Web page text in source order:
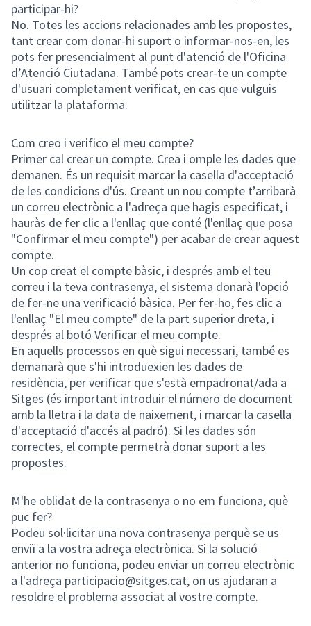
participar-hi?
No. Totes les accions relacionades amb les propostes,
tant crear com donar-hi suport o informar-nos-en, les
pots fer presencialment al punt d'atenció de l'Oficina
d’Atenció Ciutadana. També pots crear-te un compte
d'usuari completament verificat, en cas que vulguis
utilitzar la plataforma.
Com creo i verifico el meu compte?
Primer cal crear un compte. Crea i omple les dades que
demanen. És un requisit marcar la casella d'acceptació
de les condicions d'ús. Creant un nou compte t’arribarà
un correu electrònic a l'adreça que hagis especificat, i
hauràs de fer clic a l'enllaç que conté (l'enllaç que posa
"Confirmar el meu compte") per acabar de crear aquest
compte.
Un cop creat el compte bàsic, i després amb el teu
correu i la teva contrasenya, el sistema donarà l'opció
de fer-ne una verificació bàsica. Per fer-ho, fes clic a
l'enllaç "El meu compte" de la part superior dreta, i
després al botó Verificar el meu compte.
En aquells processos en què sigui necessari, també es
demanarà que s'hi introduexien les dades de
residència, per verificar que s'està empadronat/ada a
Sitges (és important introduir el número de document
amb la lletra i la data de naixement, i marcar la casella
d'acceptació d'accés al padró). Si les dades són
correctes, el compte permetrà donar suport a les
propostes.
M'he oblidat de la contrasenya o no em funciona, què
puc fer?
Podeu sol·licitar una nova contrasenya perquè se us
enviï a la vostra adreça electrònica. Si la solució
anterior no funciona, podeu enviar un correu electrònic
a l'adreça participacio@sitges.cat, on us ajudaran a
resoldre el problema associat al vostre compte.